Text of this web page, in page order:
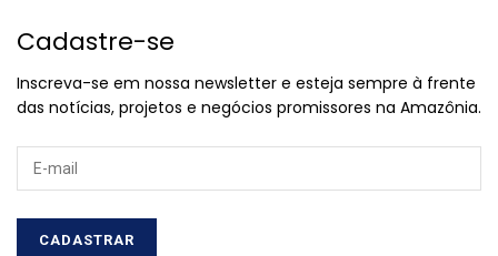
Cadastre-se
Inscreva-se em nossa newsletter e esteja sempre à frente
das notícias, projetos e negócios promissores na Amazônia.